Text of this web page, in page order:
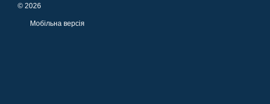
© 2026
Мобільна версія